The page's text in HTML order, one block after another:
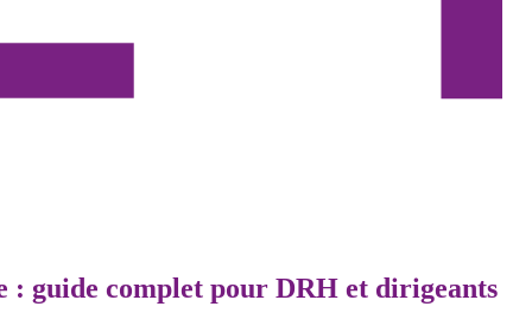
: guide complet pour DRH et dirigeants